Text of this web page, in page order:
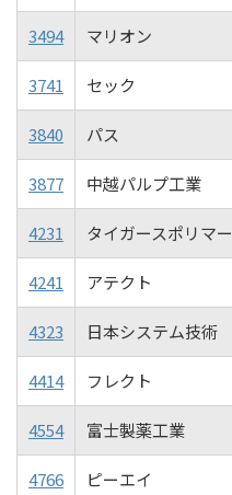
3494 マリオン
3741 セック
3840 パス
3877 中越パルプ工業
4231 タイガースポリマー
4241 アテクト
4323 日本システム技術
4414 フレクト
4554 富士製薬工業
4766 ピーエイ